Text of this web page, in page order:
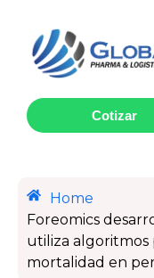
Cotizar
Home
Foreomics
utiliza algoritmos
mortalidad en